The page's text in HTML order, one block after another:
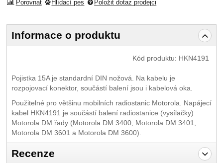
Porovnat Hlídací pes Položit dotaz prodejci
Informace o produktu
Kód produktu: HKN4191
Pojistka 15A je standardní DIN nožová. Na kabelu je
rozpojovací konektor, součástí balení jsou i kabelová oka.
Použitelné pro většinu mobilních radiostanic Motorola. Napájecí
kabel HKN4191 je součástí balení radiostanice (vysílačky)
Motorola DM řady (Motorola DM 3400, Motorola DM 3401,
Motorola DM 3601 a Motorola DM 3600).
Recenze